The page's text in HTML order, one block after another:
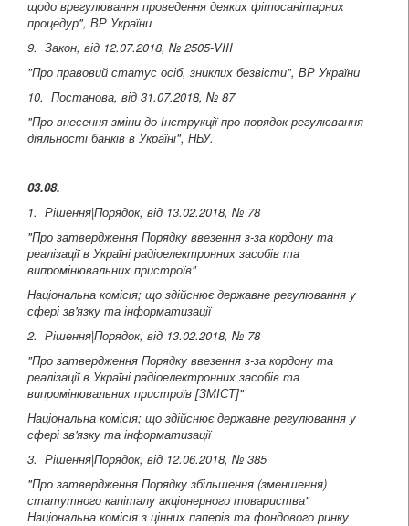
щодо врегулювання проведення деяких фітосанітарних
процедур", ВР України
9. Закон, від 12.07.2018, № 2505-VIII
"Про правовий статус осіб, зниклих безвісти", ВР України
10. Постанова, від 31.07.2018, № 87
"Про внесення зміни до Інструкції про порядок регулювання
діяльності банків в Україні", НБУ.
03.08.
1. Рішення|Порядок, від 13.02.2018, № 78
"Про затвердження Порядку ввезення з-за кордону та
реалізації в Україні радіоелектронних засобів та
випромінювальних пристроїв"
Національна комісія; що здійснює державне регулювання у
сфері зв'язку та інформатизації
2. Рішення|Порядок, від 13.02.2018, № 78
"Про затвердження Порядку ввезення з-за кордону та
реалізації в Україні радіоелектронних засобів та
випромінювальних пристроїв [ЗМІСТ]"
Національна комісія; що здійснює державне регулювання у
сфері зв'язку та інформатизації
3. Рішення|Порядок, від 12.06.2018, № 385
"Про затвердження Порядку збільшення (зменшення)
статутного капіталу акціонерного товариства"
Національна комісія з цінних паперів та фондового ринку